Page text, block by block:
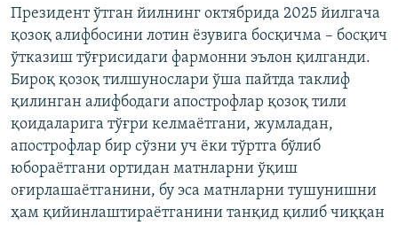
Президент ўтган йилнинг октябрида 2025 йилгача
қозоқ алифбосини лотин ёзувига босқичма – босқич
ўтказиш тўғрисидаги фармонни эълон қилганди.
Бироқ қозоқ тилшунослари ўша пайтда таклиф
қилинган алифбодаги апострофлар қозоқ тили
қоидаларига тўғри келмаётгани, жумладан,
апострофлар бир сўзни уч ёки тўртга бўлиб
юбораётгани ортидан матнларни ўқиш
оғирлашаётганини, бу эса матнларни тушунишни
ҳам қийинлаштираётганини танқид қилиб чиққан